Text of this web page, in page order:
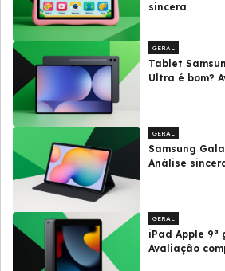
sincera
GERAL
Tablet
Ultra é bom?
GERAL
Samsung
Análise
GERAL
iPad Apple 9ª
Avaliação